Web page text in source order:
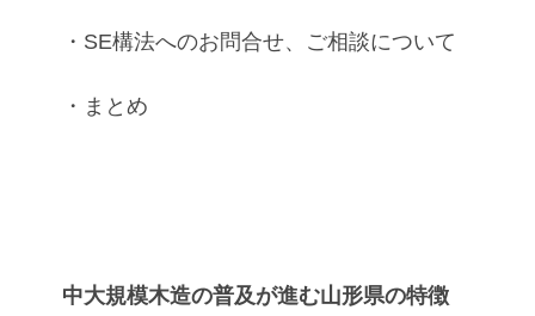
・ SE構法へのお問合せ、ご相談について
・まとめ
中大規模木造の普及が進む山形県の特徴